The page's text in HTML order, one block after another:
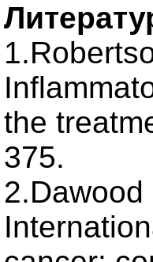
the
375.